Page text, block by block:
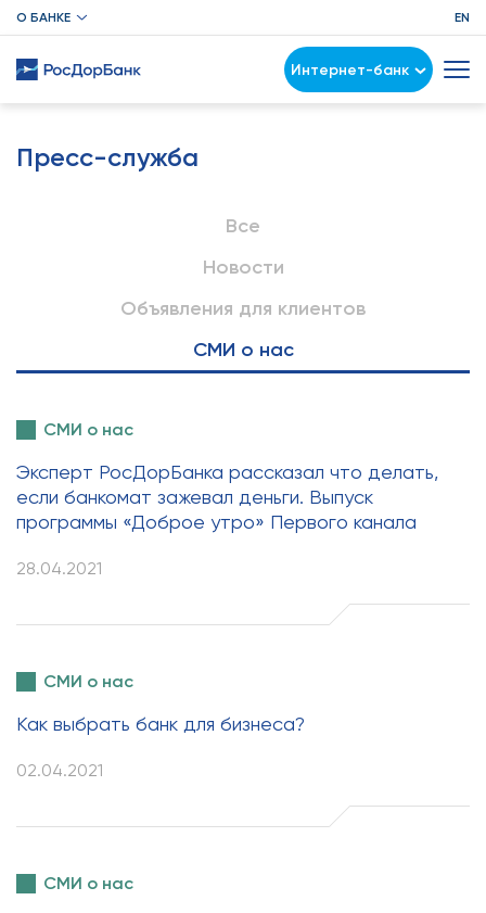
О БАНКЕ EN
Интернет-банк
Пресс-служба
Все
Новости
Объявления для клиентов
СМИ о нас
СМИ о нас
Эксперт РосДорБанка рассказал что делать,
если банкомат зажевал деньги. Выпуск
программы «Доброе утро» Первого канала
28.04.2021
СМИ о нас
Как выбрать банк для бизнеса?
02.04.2021
СМИ о нас